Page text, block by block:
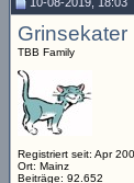
Grinsekater
TBB Family
Registriert seit: Apr
Ort: Mainz
Beiträge: 92.652